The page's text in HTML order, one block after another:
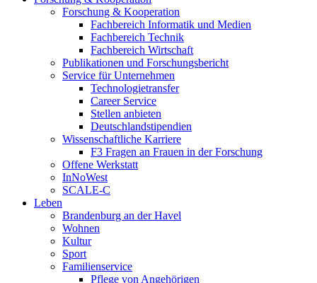
Forschung & Kooperation
Fachbereich Informatik und Medien
Fachbereich Technik
Fachbereich Wirtschaft
Publikationen und Forschungsbericht
Service für Unternehmen
Technologietransfer
Career Service
Stellen anbieten
Deutschlandstipendien
Wissenschaftliche Karriere
F3 Fragen an Frauen in der Forschung
Offene Werkstatt
InNoWest
SCALE-C
Leben
Brandenburg an der Havel
Wohnen
Kultur
Sport
Familienservice
Pflege von Angehörigen